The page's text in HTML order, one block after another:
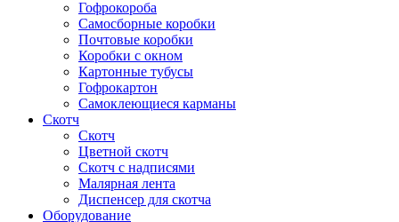
Гофрокороба
Самосборные коробки
Почтовые коробки
Коробки с окном
Картонные тубусы
Гофрокартон
Самоклеющиеся карманы
Скотч
Скотч
Цветной скотч
Скотч с надписями
Малярная лента
Диспенсер для скотча
Оборудование